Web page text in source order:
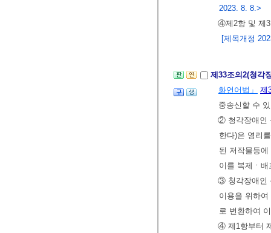
2023. 8. 8.>
④제2항 및 제
[제목개정
제33조의2(청각
화언어법」
제
중송신할 수
② 청각장애인
한다)은 영리
된 저작물등
이를 복제ㆍ
③ 청각장애인
이용을 위하
로 변환하여
④ 제1항부터